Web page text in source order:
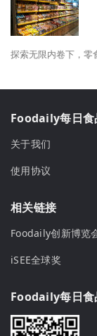
探索无限内卷下，零
Foodaily每日食
关于我们
使用协议
相关链接
Foodaily创新博览
iSEE全球奖
Foodaily每日食